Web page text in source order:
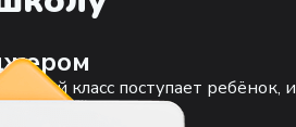
класс поступает ребёнок, и